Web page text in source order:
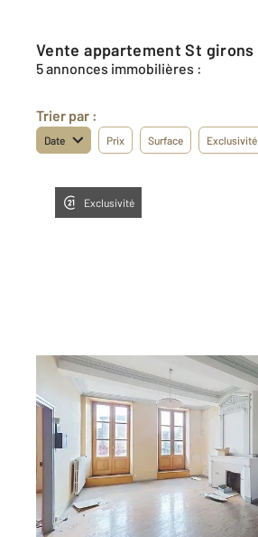
Vente appartement St girons
5 annonces immobilières :
Trier par :
Date Prix Surface Exclusivité
Exclusivité
ST GIRONS 09
278 m2, 9 pièces
Ref : 13494
Appartement à vendre
110 000 €
Visiter le site dédié